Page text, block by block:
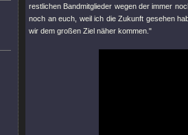
restlichen Bandmitglieder wegen der immer
noch an euch, weil ich die Zukunft gesehen
wir dem großen Ziel näher kommen."